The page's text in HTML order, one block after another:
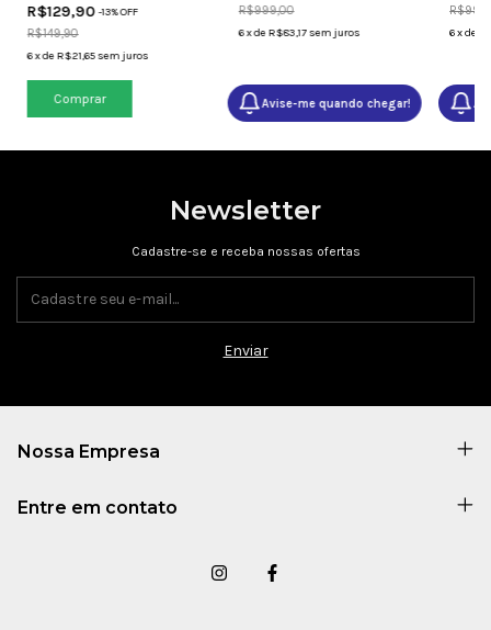
R$129,90-13% OFF
R$149,90
6xdeR$21,65sem juros
Comprar
R$999,00
6xdeR$83,17 sem juros
Avise-me quando chegar!
6xde
Newsletter
Cadastre-se e receba nossas ofertas
Nossa Empresa
Entre em contato